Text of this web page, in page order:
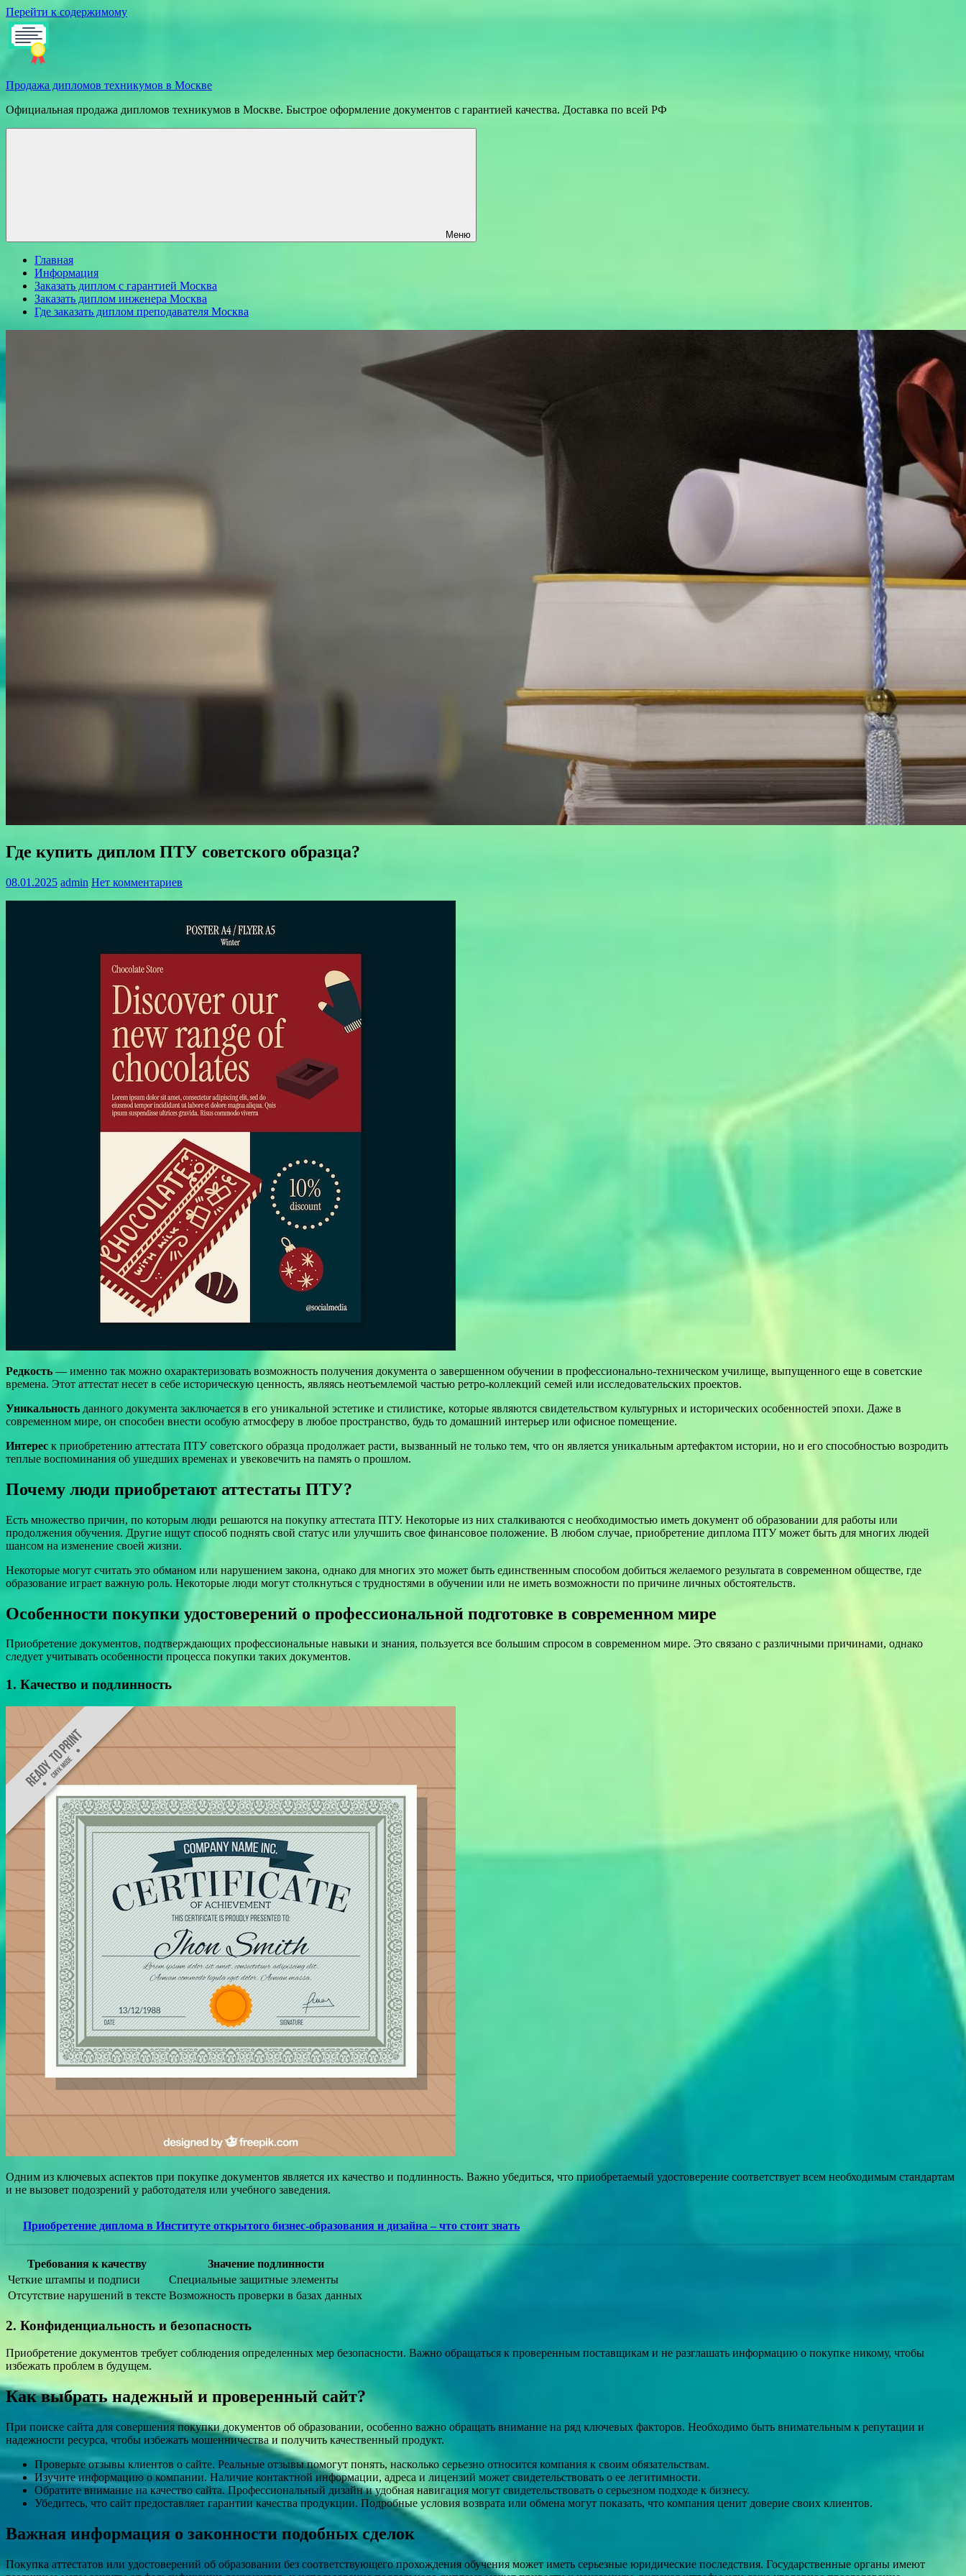
Перейти к содержимому
Продажа дипломов техникумов в Москве
Официальная продажа дипломов техникумов в Москве. Быстрое оформление документов с гарантией качества. Доставка по всей РФ
Меню
Главная
Информация
Заказать диплом с гарантией Москва
Заказать диплом инженера Москва
Где заказать диплом преподавателя Москва
Где купить диплом ПТУ советского образца?
08.01.2025 admin Нет комментариев
Редкость — именно так можно охарактеризовать возможность получения документа о завершенном обучении в профессионально-техническом училище, выпущенного еще в советские
времена. Этот аттестат несет в себе историческую ценность, являясь неотъемлемой частью ретро-коллекций семей или исследовательских проектов.
Уникальность данного документа заключается в его уникальной эстетике и стилистике, которые являются свидетельством культурных и исторических особенностей эпохи. Даже в
современном мире, он способен внести особую атмосферу в любое пространство, будь то домашний интерьер или офисное помещение.
Интерес к приобретению аттестата ПТУ советского образца продолжает расти, вызванный не только тем, что он является уникальным артефактом истории, но и его способностью возродить
теплые воспоминания об ушедших временах и увековечить на память о прошлом.
Почему люди приобретают аттестаты ПТУ?
Есть множество причин, по которым люди решаются на покупку аттестата ПТУ. Некоторые из них сталкиваются с необходимостью иметь документ об образовании для работы или
продолжения обучения. Другие ищут способ поднять свой статус или улучшить свое финансовое положение. В любом случае, приобретение диплома ПТУ может быть для многих людей
шансом на изменение своей жизни.
Некоторые могут считать это обманом или нарушением закона, однако для многих это может быть единственным способом добиться желаемого результата в современном обществе, где
образование играет важную роль. Некоторые люди могут столкнуться с трудностями в обучении или не иметь возможности по причине личных обстоятельств.
Особенности покупки удостоверений о профессиональной подготовке в современном мире
Приобретение документов, подтверждающих профессиональные навыки и знания, пользуется все большим спросом в современном мире. Это связано с различными причинами, однако
следует учитывать особенности процесса покупки таких документов.
1. Качество и подлинность
Одним из ключевых аспектов при покупке документов является их качество и подлинность. Важно убедиться, что приобретаемый удостоверение соответствует всем необходимым стандартам
и не вызовет подозрений у работодателя или учебного заведения.
Приобретение диплома в Институте открытого бизнес-образования и дизайна – что стоит знать
Требования к качеству
Значение подлинности
Четкие штампы и подписи
Специальные защитные элементы
Отсутствие нарушений в тексте Возможность проверки в базах данных
2. Конфиденциальность и безопасность
Приобретение документов требует соблюдения определенных мер безопасности. Важно обращаться к проверенным поставщикам и не разглашать информацию о покупке никому, чтобы
избежать проблем в будущем.
Как выбрать надежный и проверенный сайт?
При поиске сайта для совершения покупки документов об образовании, особенно важно обращать внимание на ряд ключевых факторов. Необходимо быть внимательным к репутации и
надежности ресурса, чтобы избежать мошенничества и получить качественный продукт.
Проверьте отзывы клиентов о сайте. Реальные отзывы помогут понять, насколько серьезно относится компания к своим обязательствам.
Изучите информацию о компании. Наличие контактной информации, адреса и лицензий может свидетельствовать о ее легитимности.
Обратите внимание на качество сайта. Профессиональный дизайн и удобная навигация могут свидетельствовать о серьезном подходе к бизнесу.
Убедитесь, что сайт предоставляет гарантии качества продукции. Подробные условия возврата или обмена могут показать, что компания ценит доверие своих клиентов.
Важная информация о законности подобных сделок
Покупка аттестатов или удостоверений об образовании без соответствующего прохождения обучения может иметь серьезные юридические последствия. Государственные органы имеют